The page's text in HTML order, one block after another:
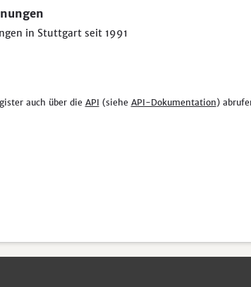
in Stuttgart seit 1991
auch über die API (siehe API-Dokumentation)